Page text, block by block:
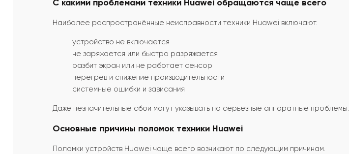
С какими проблемами техники Huawei обращаются чаще всего
Наиболее распространённые неисправности техники Huawei включают.
устройство не включается
не заряжается или быстро разряжается
разбит экран или не работает сенсор
перегрев и снижение производительности
системные ошибки и зависания
Даже незначительные сбои могут указывать на серьёзные аппаратные проблемы.
Основные причины поломок техники Huawei
Поломки устройств Huawei чаще всего возникают по следующим причинам.